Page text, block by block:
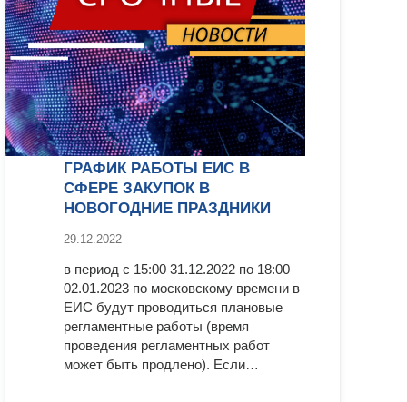
ГРАФИК РАБОТЫ ЕИС В
СФЕРЕ ЗАКУПОК В
НОВОГОДНИЕ ПРАЗДНИКИ
29.12.2022
в период с 15:00 31.12.2022 по 18:00
02.01.2023 по московскому времени в
ЕИС будут проводиться плановые
регламентные работы (время
проведения регламентных работ
может быть продлено). Если…